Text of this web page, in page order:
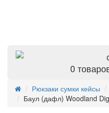
0
Рюкзаки сумки кейсы
Баул (дафл) Woodland